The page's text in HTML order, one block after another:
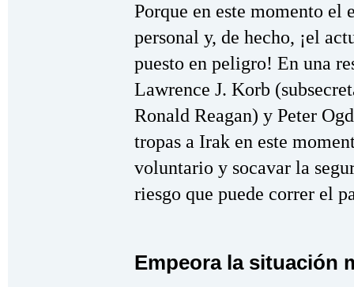
Porque en este momento
personal y, de hecho, ¡el
puesto en peligro! En una
Lawrence J. Korb
Ronald Reagan) y Peter
tropas a Irak en este
voluntario y socavar la
riesgo que puede correr el
Empeora la situación